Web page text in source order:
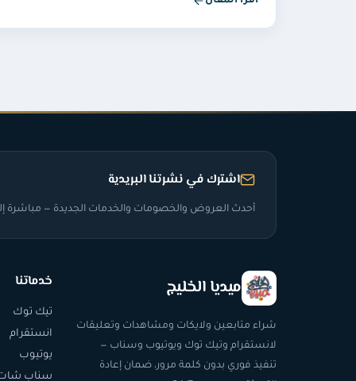
اشترك في نشرتنا البريدية
أحدث العروض والخصومات والخدمات الجديدة — مباشرة
ميديا الخليج
شراء متابعين ولايكات ومشاهدات وتعليقات
لانستقرام وتيك توك ويوتيوب وسناب —
تنفيذ فوري بدون كلمة مرور، ضمان إعادة
خدماتنا
تيك توك
انستقرام
يوتيوب
سناب